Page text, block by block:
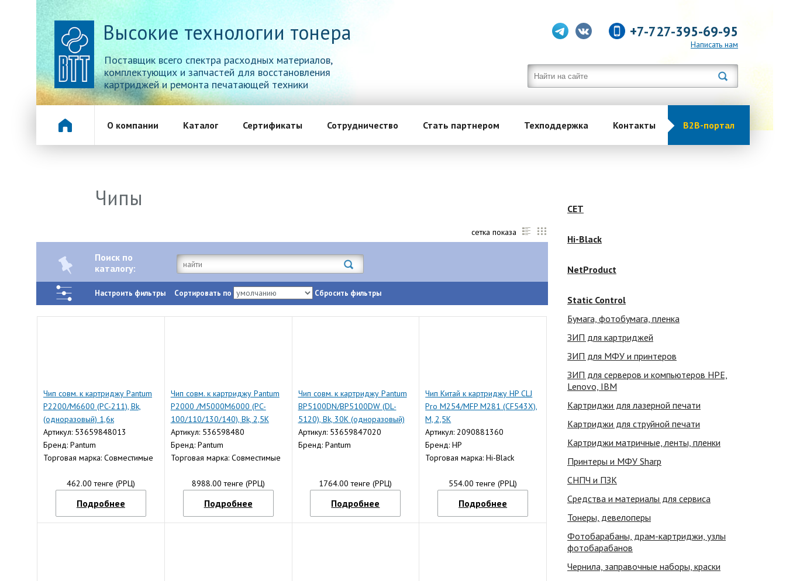
Высокие технологии тонера
Поставщик всего спектра расходных материалов,
комплектующих и запчастей для восстановления
картриджей и ремонта печатающей техники
+7-727-395-69-95
Написать нам
О компании Каталог Сертификаты Сотрудничество Стать партнером Техподдержка Контакты B2B-портал
Чипы
сетка показа
Поиск по
каталогу:
Настроить фильтры Сортировать по Сбросить фильтры
Чип совм. к картриджу Pantum
P2200/M6600 (PC-211), Bk,
(одноразовый) 1,6к
Артикул: 53659848013
Бренд: Pantum
Торговая марка: Совместимые
462.00 тенге (РРЦ)
Подробнее
Чип совм. к картриджу Pantum
P2000 /M5000M6000 (PC-
100/110/130/140), Bk, 2,5K
Артикул: 536598480
Бренд: Pantum
Торговая марка: Совместимые
8988.00 тенге (РРЦ)
Подробнее
Чип совм. к картриджу Pantum
BP5100DN/BP5100DW (DL-
5120), Bk, 30K (одноразовый)
Артикул: 53659847020
Бренд: Pantum
1764.00 тенге (РРЦ)
Подробнее
Чип Китай к картриджу HP CLJ
Pro M254/MFP M281 (CF543X),
M, 2,5K
Артикул: 2090881360
Бренд: HP
Торговая марка: Hi-Black
554.00 тенге (РРЦ)
Подробнее
CET
Hi-Black
NetProduct
Static Control
Бумага, фотобумага, пленка
ЗИП для картриджей
ЗИП для МФУ и принтеров
ЗИП для серверов и компьютеров HPE,
Lenovo, IBM
Картриджи для лазерной печати
Картриджи для струйной печати
Картриджи матричные, ленты, пленки
Принтеры и МФУ Sharp
СНПЧ и ПЗК
Средства и материалы для сервиса
Тонеры, девелоперы
Фотобарабаны, драм-картриджи, узлы
фотобарабанов
Чернила, заправочные наборы, краски